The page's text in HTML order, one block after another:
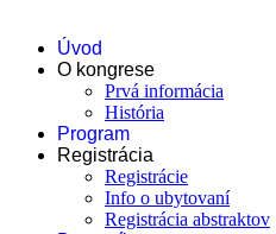
Úvod
O kongrese
Prvá informácia
História
Program
Registrácia
Registrácie
Info o ubytovaní
Registrácia abstraktov